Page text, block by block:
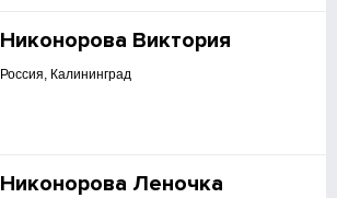
Никонорова Виктория
Россия, Калининград
Никонорова Леночка